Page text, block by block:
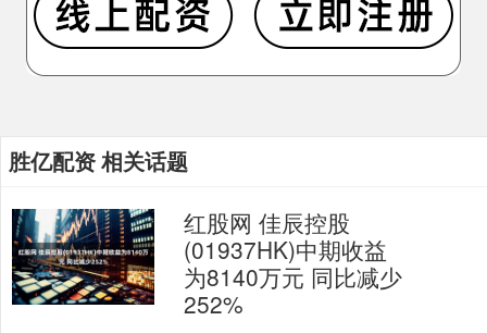
胜亿配资 相关话题
红股网 佳辰控股
(01937HK)中期收益
为8140万元 同比减少
252%